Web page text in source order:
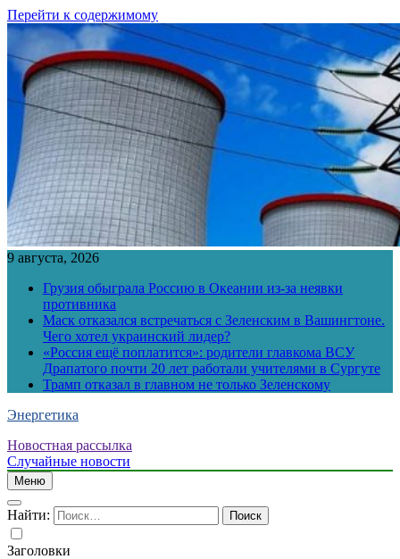
Перейти к содержимому
9 августа, 2026
Грузия обыграла Россию в Океании из-за неявки
противника
Маск отказался встречаться с Зеленским в Вашингтоне.
Чего хотел украинский лидер?
«Россия ещё поплатится»: родители главкома ВСУ
Драпатого почти 20 лет работали учителями в Сургуте
Трамп отказал в главном не только Зеленскому
Энергетика
Новостная рассылка
Случайные новости
Меню
Найти:
Заголовки